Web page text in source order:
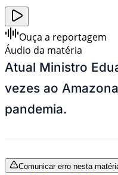
Ouça a reportagem
Áudio da matéria
Atual Ministro
vezes ao
pandemia.
Comunicar erro nesta